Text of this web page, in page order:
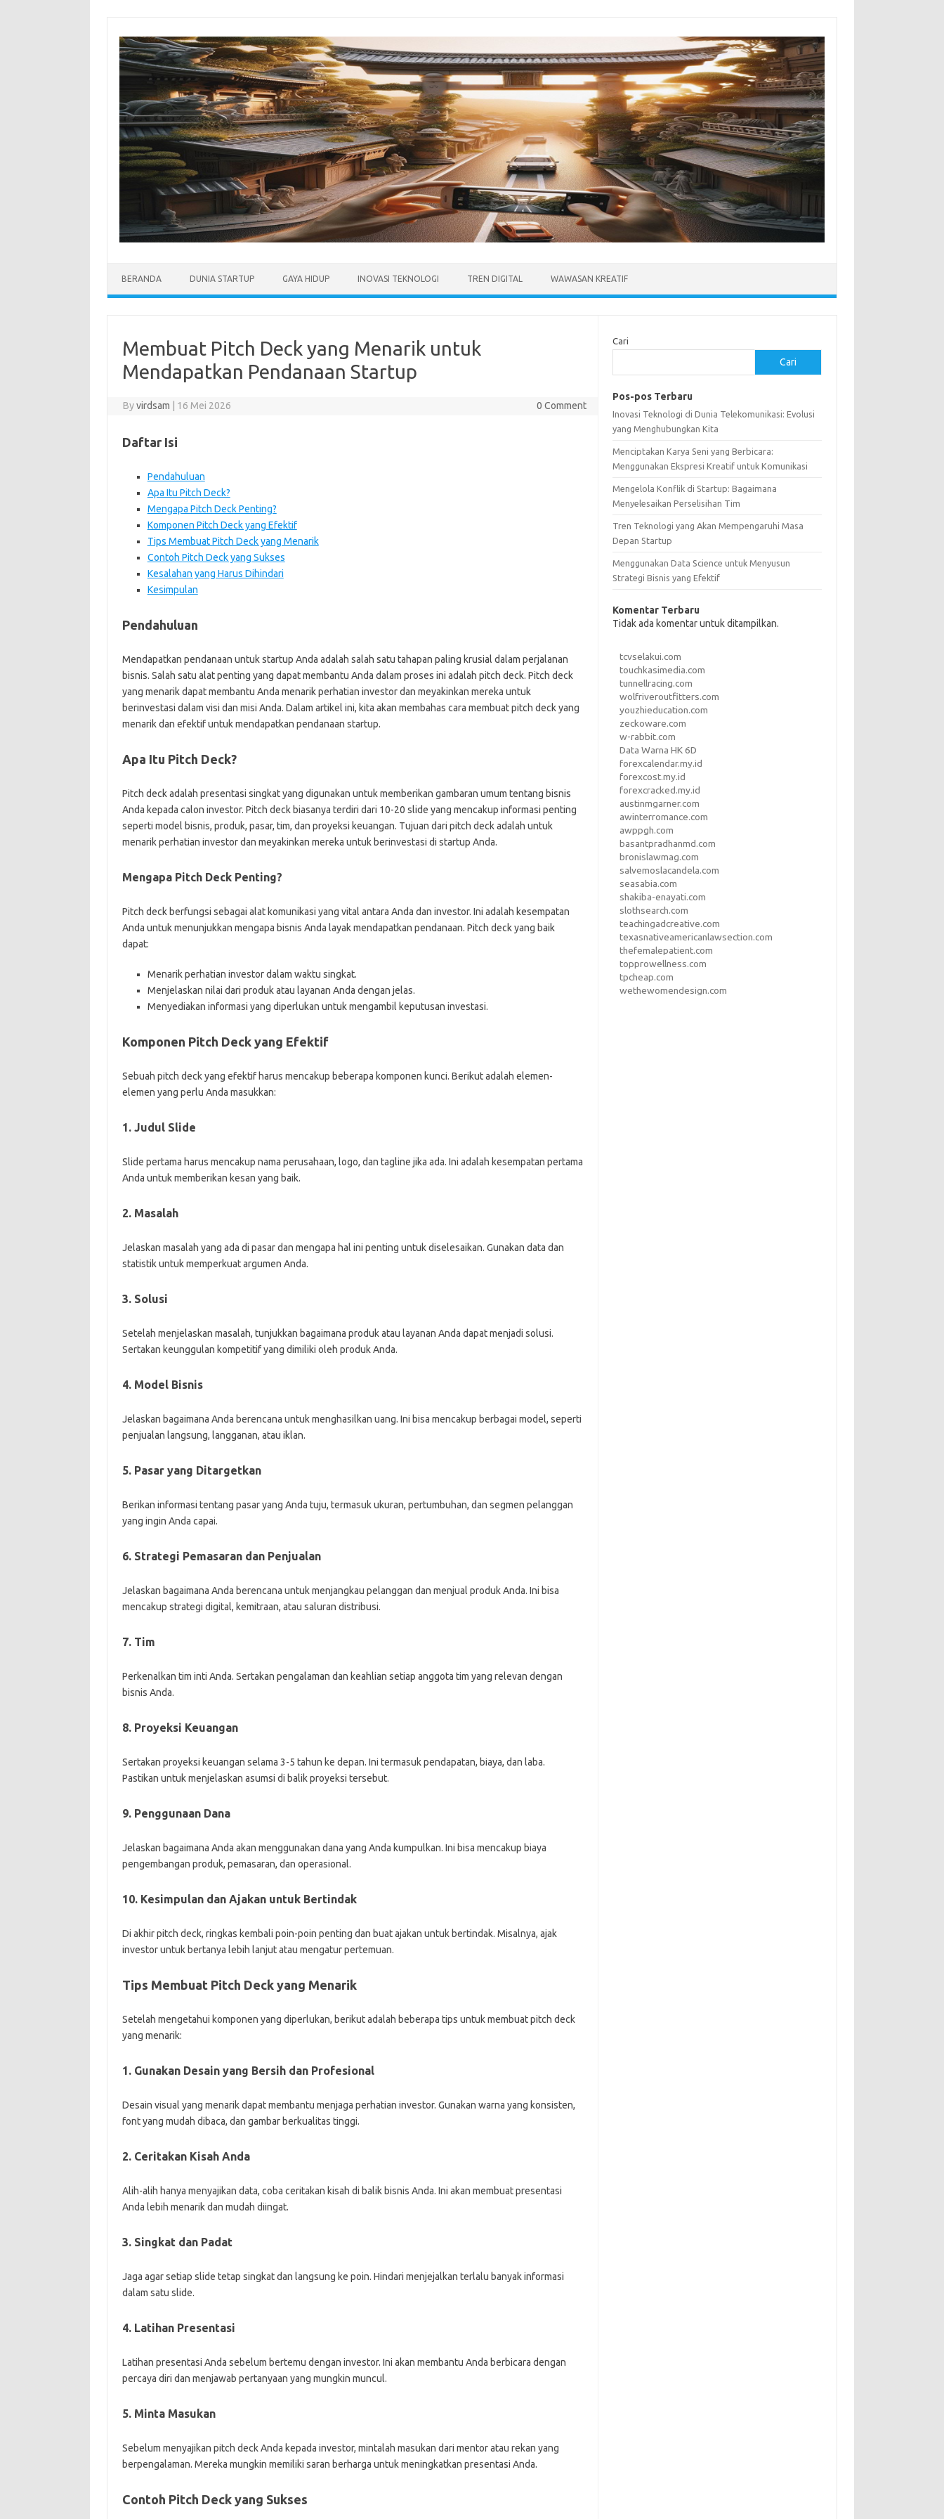
content
BERANDA DUNIA STARTUP GAYA HIDUP INOVASI TEKNOLOGI TREN DIGITAL WAWASAN KREATIF
Membuat Pitch Deck yang Menarik untuk
Mendapatkan Pendanaan Startup
Byvirdsam 16 Mei 2026 0 Comment
Daftar Isi
Pendahuluan
Apa Itu Pitch Deck?
Mengapa Pitch Deck Penting?
Komponen Pitch Deck yang Efektif
Tips Membuat Pitch Deck yang Menarik
Contoh Pitch Deck yang Sukses
Kesalahan yang Harus Dihindari
Kesimpulan
Pendahuluan
Mendapatkan pendanaan untuk startup Anda adalah salah satu tahapan paling krusial dalam perjalanan
bisnis. Salah satu alat penting yang dapat membantu Anda dalam proses ini adalah pitch deck. Pitch deck
yang menarik dapat membantu Anda menarik perhatian investor dan meyakinkan mereka untuk
berinvestasi dalam visi dan misi Anda. Dalam artikel ini, kita akan membahas cara membuat pitch deck yang
menarik dan efektif untuk mendapatkan pendanaan startup.
Apa Itu Pitch Deck?
Pitch deck adalah presentasi singkat yang digunakan untuk memberikan gambaran umum tentang bisnis
Anda kepada calon investor. Pitch deck biasanya terdiri dari 10-20 slide yang mencakup informasi penting
seperti model bisnis, produk, pasar, tim, dan proyeksi keuangan. Tujuan dari pitch deck adalah untuk
menarik perhatian investor dan meyakinkan mereka untuk berinvestasi di startup Anda.
Mengapa Pitch Deck Penting?
Pitch deck berfungsi sebagai alat komunikasi yang vital antara Anda dan investor. Ini adalah kesempatan
Anda untuk menunjukkan mengapa bisnis Anda layak mendapatkan pendanaan. Pitch deck yang baik
dapat:
Menarik perhatian investor dalam waktu singkat.
Menjelaskan nilai dari produk atau layanan Anda dengan jelas.
Menyediakan informasi yang diperlukan untuk mengambil keputusan investasi.
Komponen Pitch Deck yang Efektif
Sebuah pitch deck yang efektif harus mencakup beberapa komponen kunci. Berikut adalah elemen-
elemen yang perlu Anda masukkan:
1. Judul Slide
Slide pertama harus mencakup nama perusahaan, logo, dan tagline jika ada. Ini adalah kesempatan pertama
Anda untuk memberikan kesan yang baik.
2. Masalah
Jelaskan masalah yang ada di pasar dan mengapa hal ini penting untuk diselesaikan. Gunakan data dan
statistik untuk memperkuat argumen Anda.
3. Solusi
Setelah menjelaskan masalah, tunjukkan bagaimana produk atau layanan Anda dapat menjadi solusi.
Sertakan keunggulan kompetitif yang dimiliki oleh produk Anda.
4. Model Bisnis
Jelaskan bagaimana Anda berencana untuk menghasilkan uang. Ini bisa mencakup berbagai model, seperti
penjualan langsung, langganan, atau iklan.
5. Pasar yang Ditargetkan
Berikan informasi tentang pasar yang Anda tuju, termasuk ukuran, pertumbuhan, dan segmen pelanggan
yang ingin Anda capai.
6. Strategi Pemasaran dan Penjualan
Jelaskan bagaimana Anda berencana untuk menjangkau pelanggan dan menjual produk Anda. Ini bisa
mencakup strategi digital, kemitraan, atau saluran distribusi.
7. Tim
Perkenalkan tim inti Anda. Sertakan pengalaman dan keahlian setiap anggota tim yang relevan dengan
bisnis Anda.
8. Proyeksi Keuangan
Sertakan proyeksi keuangan selama 3-5 tahun ke depan. Ini termasuk pendapatan, biaya, dan laba.
Pastikan untuk menjelaskan asumsi di balik proyeksi tersebut.
9. Penggunaan Dana
Jelaskan bagaimana Anda akan menggunakan dana yang Anda kumpulkan. Ini bisa mencakup biaya
pengembangan produk, pemasaran, dan operasional.
10. Kesimpulan dan Ajakan untuk Bertindak
Di akhir pitch deck, ringkas kembali poin-poin penting dan buat ajakan untuk bertindak. Misalnya, ajak
investor untuk bertanya lebih lanjut atau mengatur pertemuan.
Tips Membuat Pitch Deck yang Menarik
Setelah mengetahui komponen yang diperlukan, berikut adalah beberapa tips untuk membuat pitch deck
yang menarik:
1. Gunakan Desain yang Bersih dan Profesional
Desain visual yang menarik dapat membantu menjaga perhatian investor. Gunakan warna yang konsisten,
font yang mudah dibaca, dan gambar berkualitas tinggi.
2. Ceritakan Kisah Anda
Alih-alih hanya menyajikan data, coba ceritakan kisah di balik bisnis Anda. Ini akan membuat presentasi
Anda lebih menarik dan mudah diingat.
3. Singkat dan Padat
Jaga agar setiap slide tetap singkat dan langsung ke poin. Hindari menjejalkan terlalu banyak informasi
dalam satu slide.
4. Latihan Presentasi
Latihan presentasi Anda sebelum bertemu dengan investor. Ini akan membantu Anda berbicara dengan
percaya diri dan menjawab pertanyaan yang mungkin muncul.
5. Minta Masukan
Sebelum menyajikan pitch deck Anda kepada investor, mintalah masukan dari mentor atau rekan yang
berpengalaman. Mereka mungkin memiliki saran berharga untuk meningkatkan presentasi Anda.
Contoh Pitch Deck yang Sukses
Cari
Cari
Pos-pos Terbaru
Inovasi Teknologi di Dunia Telekomunikasi: Evolusi
yang Menghubungkan Kita
Menciptakan Karya Seni yang Berbicara:
Menggunakan Ekspresi Kreatif untuk Komunikasi
Mengelola Konflik di Startup: Bagaimana
Menyelesaikan Perselisihan Tim
Tren Teknologi yang Akan Mempengaruhi Masa
Depan Startup
Menggunakan Data Science untuk Menyusun
Strategi Bisnis yang Efektif
Komentar Terbaru
Tidak ada komentar untuk ditampilkan.
tcvselakui.com
touchkasimedia.com
tunnellracing.com
wolfriveroutfitters.com
youzhieducation.com
zeckoware.com
w-rabbit.com
Data Warna HK 6D
forexcalendar.my.id
forexcost.my.id
forexcracked.my.id
austinmgarner.com
awinterromance.com
awppgh.com
basantpradhanmd.com
bronislawmag.com
salvemoslacandela.com
seasabia.com
shakiba-enayati.com
slothsearch.com
teachingadcreative.com
texasnativeamericanlawsection.com
thefemalepatient.com
topprowellness.com
tpcheap.com
wethewomendesign.com